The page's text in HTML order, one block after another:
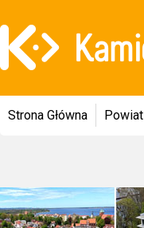
Strona Główna Powiat